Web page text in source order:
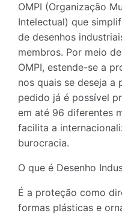
OMPI (Organização
Intelectual) que
de desenhos
membros. Por meio
OMPI, estende-se a
nos quais se deseja a
pedido já é possível
em até 96 diferentes
facilita a
burocracia.
O que é Desenho
É a proteção como
formas plásticas e